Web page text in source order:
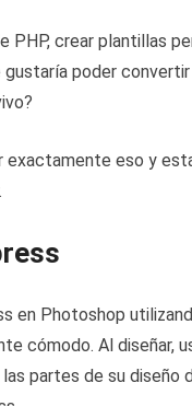
PHP, crear plantillas
gustaría poder
exactamente eso y
en Photoshop
cómodo. Al diseñar,
partes de su